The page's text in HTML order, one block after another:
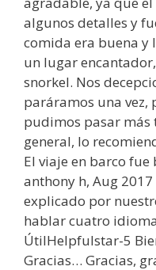
algunos detalles y
comida era buena y
un lugar
snorkel. Nos
paráramos una vez,
pudimos pasar más
general, lo
El viaje en barco
anthony h, Aug
explicado por
hablar cuatro
ÚtilHelpfulstar-5
Gracias… Gracias,